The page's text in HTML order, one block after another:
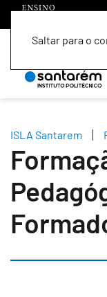
Saltar para o
ISLA Santarem